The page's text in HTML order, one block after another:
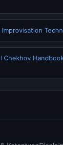
Improvisation
Chekhov